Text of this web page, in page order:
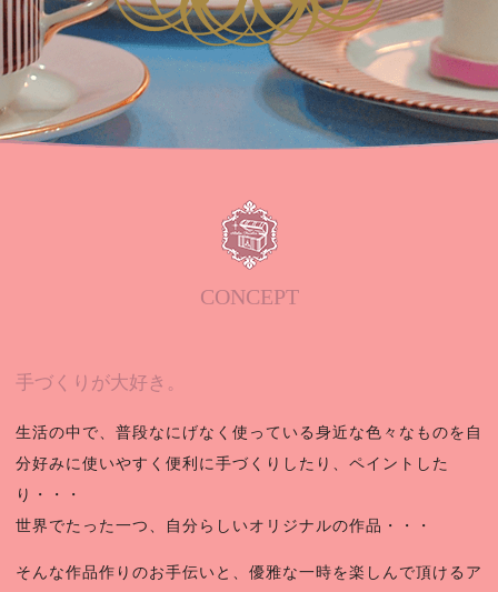
CONCEPT
手づくりが大好き。
生活の中で、普段なにげなく使っている身近な色々なものを自
分好みに使いやすく便利に手づくりしたり、ペイントした
り・・・
世界でたった一つ、自分らしいオリジナルの作品・・・
そんな作品作りのお手伝いと、優雅な一時を楽しんで頂けるア